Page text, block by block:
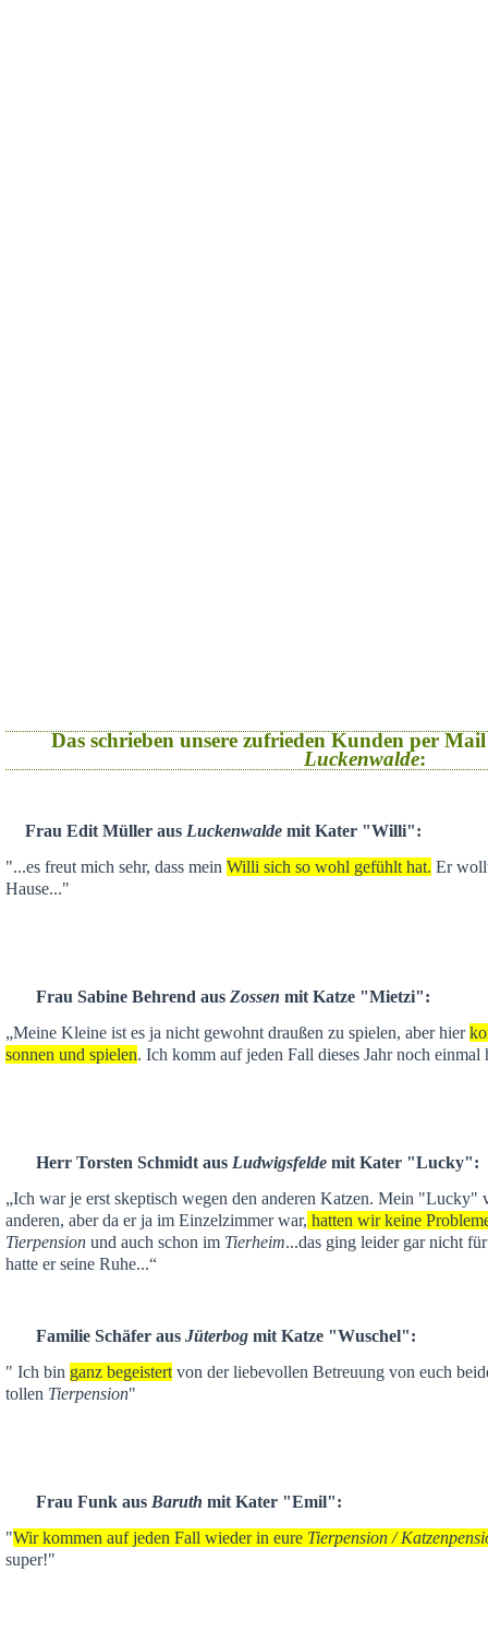
Das schrieben unsere zufrieden Kunden per
Luckenwalde:
Frau Edit Müller aus Luckenwalde mit Kater "Willi":
"...es freut mich sehr, dass mein Willi sich so wohl gefühlt hat. Er
Hause..."
Frau Sabine Behrend aus Zossen mit Katze "Mietzi":
„Meine Kleine ist es ja nicht gewohnt draußen zu spielen, aber hier
sonnen und spielen. Ich komm auf jeden Fall dieses Jahr noch einmal
Herr Torsten Schmidt aus Ludwigsfelde mit Kater "Lucky":
„Ich war je erst skeptisch wegen den anderen Katzen. Mein "Lucky"
anderen, aber da er ja im Einzelzimmer war, hatten wir keine
Tierpension und auch schon im Tierheim...das ging leider gar nicht
hatte er seine Ruhe...“
Familie Schäfer aus Jüterbog mit Katze "Wuschel":
" Ich bin ganz begeistert von der liebevollen Betreuung von euch
tollen Tierpension"
Frau Funk aus Baruth mit Kater "Emil":
"Wir kommen auf jeden Fall wieder in eure Tierpension /
super!"